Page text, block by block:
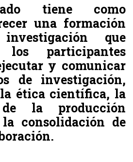
tiene como
una formación
que
participantes
y comunicar
de investigación,
ética científica, la
la producción
consolidación de